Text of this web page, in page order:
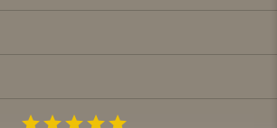
starstarstarstarstar